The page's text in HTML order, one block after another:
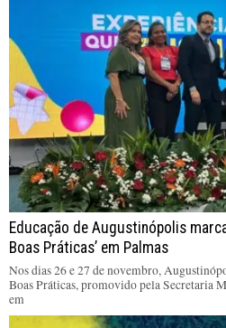
Educação de Augustinópolis
Boas Práticas’ em Palmas
Nos dias 26 e 27 de novembro,
Boas Práticas, promovido pela Secretaria
em